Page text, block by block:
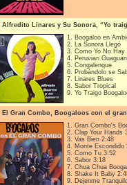
Alfredito Linares y Su Sonora, “Yo
1. Boogaloo en
2. La Sonora Llegó
3. Como Yo No Hay
4. Peruvian
5. Congalenque
6. Probándolo se
7. Linares Blues
8. Sabor Tropical
9. Yo Traigo
El Gran Combo, Boogaloos con el
1. Gran Combo's
2. Clap Your Hands
3. Vas Bien 2:48
4. Monte Escondido
5. Como Tu 3:52
6. Sabor 3:18
7. Chua Chua
8. Shake It Baby
9. Dejenme